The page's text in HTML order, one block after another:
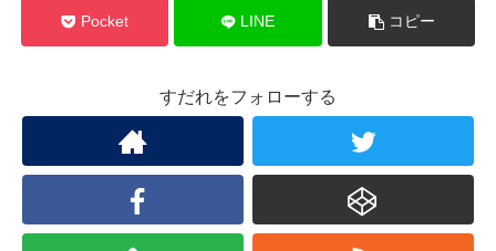
Pocket LINE コピー
すだれをフォローする